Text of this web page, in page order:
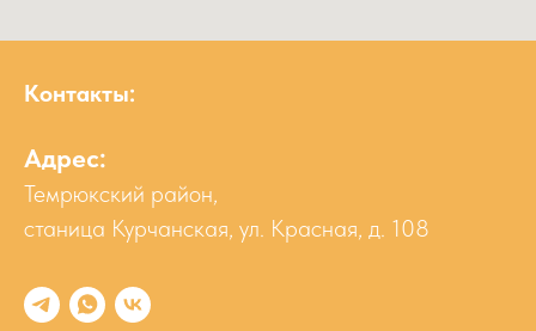
Контакты:
Адрес:
Темрюкский район,
станица Курчанская, ул. Красная, д. 108